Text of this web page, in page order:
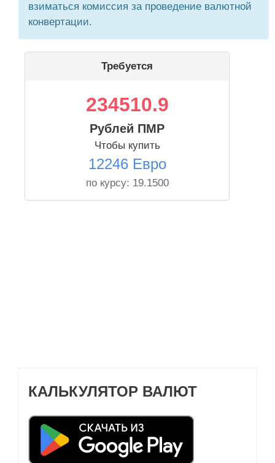
взиматься комиссия за проведение валютной
конвертации.
Требуется
234510.9
Рублей ПМР
Чтобы купить
12246 Евро
по курсу: 19.1500
КАЛЬКУЛЯТОР ВАЛЮТ